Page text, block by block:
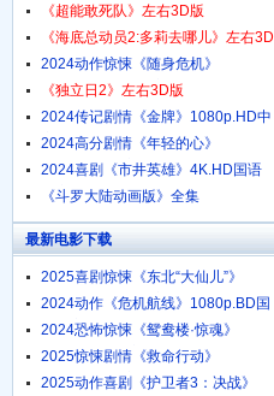
《超能敢死队》左右3D版
《海底总动员2:多莉去哪儿》左右3D
版
2024动作惊悚《随身危机》
1080p.HD中英双字
《独立日2》左右3D版
2024传记剧情《金牌》1080p.HD中
字
2024高分剧情《年轻的心》
1080p.HD中字
2024喜剧《市井英雄》4K.HD国语
中字
《斗罗大陆动画版》全集
最新电影下载
2025喜剧惊悚《东北“大仙儿”》
1080p.HD国语中字
2024动作《危机航线》1080p.BD国
语中字
2024恐怖惊悚《鸳鸯楼·惊魂》
4K.HD国语中字
2025惊悚剧情《救命行动》
1080p.HD中字
2025动作喜剧《护卫者3：决战》